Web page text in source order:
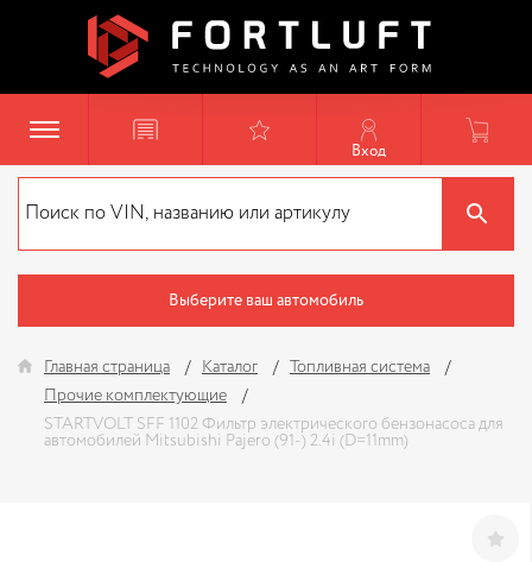
Вход
Выберите ваш автомобиль
Главная страница Каталог
Топливная система
Прочие комплектующие
STARTVOLT SFF 1102 Фильтр электрического бензонасоса для
автомобилей Mitsubishi Pajero (91-) 2.4i (D=11mm)